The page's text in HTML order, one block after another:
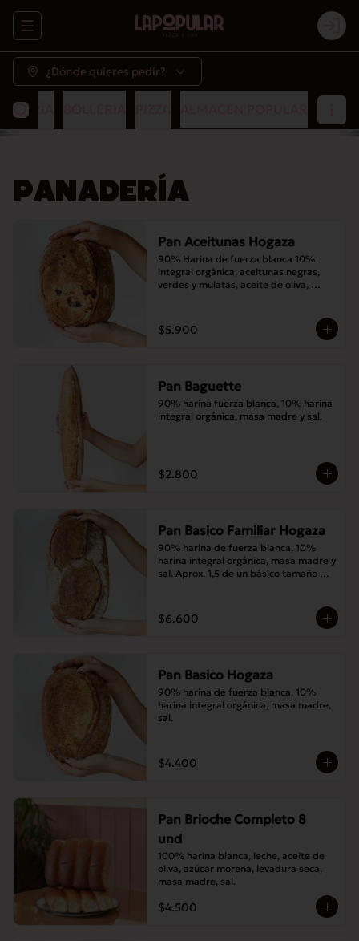
Abrir menu de navegación
¿Dónde quieres pedir?
PANADERÍA
Pan Aceitunas Hogaza
90% Harina de fuerza blanca 10%
integral orgánica, aceitunas negras,
verdes y mulatas, aceite de oliva,
$5.900
Pan Baguette
90% harina fuerza blanca, 10% harina
integral orgánica, masa madre y sal.
$2.800
Pan Basico Familiar Hogaza
90% harina de fuerza blanca, 10%
harina integral orgánica, masa madre y
sal. Aprox. 1,5 de un básico tamaño
$6.600
Pan Basico Hogaza
90% harina de fuerza blanca, 10%
harina integral orgánica, masa madre,
sal.
$4.400
Pan Brioche Completo 8
und
100% harina blanca, leche, aceite de
oliva, azúcar morena, levadura seca,
masa madre, sal.
$4.500